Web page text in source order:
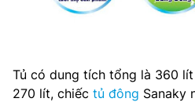
Tủ có dung tích tổng là 360
270 lít, chiếc tủ đông Sanaky